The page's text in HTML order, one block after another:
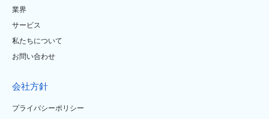
業界
サービス
私たちについて
お問い合わせ
会社方針
プライバシーポリシー